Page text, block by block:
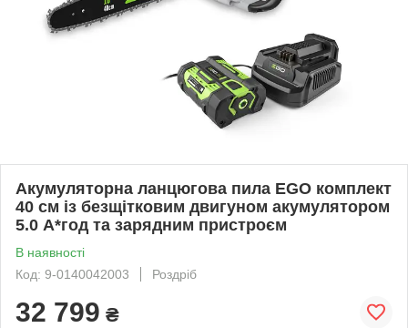
Акумуляторна ланцюгова пила EGO комплект
40 см із безщітковим двигуном акумулятором
5.0 А*год та зарядним пристроєм
В наявності
Код: 9-0140042003
Роздріб
32 799 ₴